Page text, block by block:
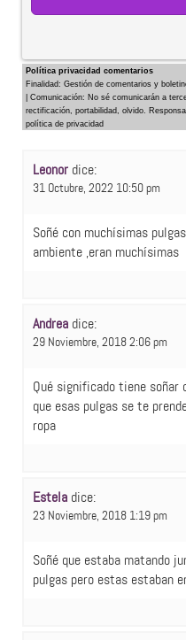
Política privacidad comentarios
Finalidad: Gestión de comentarios y
| Comunicación: No sé comunicarán a
rectificación, portabilidad, olvido.
política de privacidad
Leonor dice:
31 Octubre, 2022 10:50 pm
Soñé con muchísimas
ambiente ,eran muchísimas
Andrea dice:
29 Noviembre, 2018 2:06 pm
Qué significado tiene soñar
que esas pulgas se te
ropa
Estela dice:
23 Noviembre, 2018 1:19 pm
Soñé que estaba matando
pulgas pero estas estaban